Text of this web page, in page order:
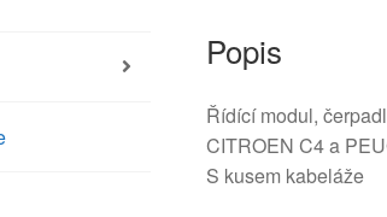
Popis
Řídící modul,
CITROEN C4 a
S kusem kabeláže